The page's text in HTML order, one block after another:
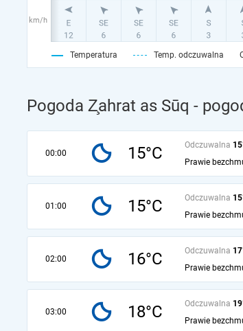
km/h
Temperatura Temp. odczuwalna
Pogoda Z̧ahrat as Sūq -
00:00 15°C Odczuwalna
Prawie
01:00 15°C Odczuwalna
Prawie
02:00 16°C Odczuwalna
Prawie
03:00 18°C Odczuwalna
Prawie